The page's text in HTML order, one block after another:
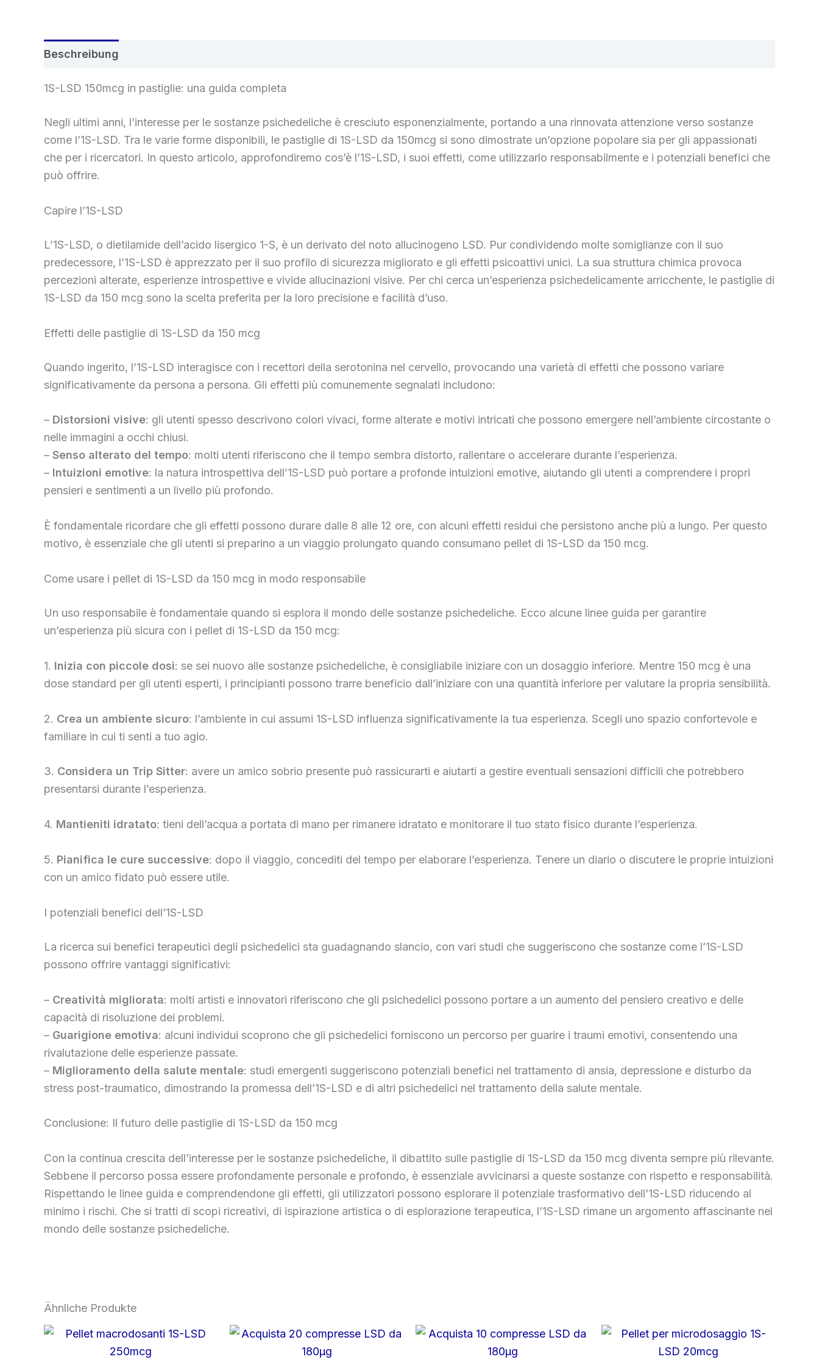
Beschreibung
1S-LSD 150mcg in pastiglie: una guida completa
Negli ultimi anni, l’interesse per le sostanze psichedeliche è cresciuto esponenzialmente, portando a una rinnovata attenzione verso sostanze
come l’1S-LSD. Tra le varie forme disponibili, le pastiglie di 1S-LSD da 150mcg si sono dimostrate un’opzione popolare sia per gli appassionati
che per i ricercatori. In questo articolo, approfondiremo cos’è l’1S-LSD, i suoi effetti, come utilizzarlo responsabilmente e i potenziali benefici che
può offrire.
Capire l’1S-LSD
L’1S-LSD, o dietilamide dell’acido lisergico 1-S, è un derivato del noto allucinogeno LSD. Pur condividendo molte somiglianze con il suo
predecessore, l’1S-LSD è apprezzato per il suo profilo di sicurezza migliorato e gli effetti psicoattivi unici. La sua struttura chimica provoca
percezioni alterate, esperienze introspettive e vivide allucinazioni visive. Per chi cerca un’esperienza psichedelicamente arricchente, le pastiglie di
1S-LSD da 150 mcg sono la scelta preferita per la loro precisione e facilità d’uso.
Effetti delle pastiglie di 1S-LSD da 150 mcg
Quando ingerito, l’1S-LSD interagisce con i recettori della serotonina nel cervello, provocando una varietà di effetti che possono variare
significativamente da persona a persona. Gli effetti più comunemente segnalati includono:
– Distorsioni visive: gli utenti spesso descrivono colori vivaci, forme alterate e motivi intricati che possono emergere nell’ambiente circostante o
nelle immagini a occhi chiusi.
– Senso alterato del tempo: molti utenti riferiscono che il tempo sembra distorto, rallentare o accelerare durante l’esperienza.
– Intuizioni emotive: la natura introspettiva dell’1S-LSD può portare a profonde intuizioni emotive, aiutando gli utenti a comprendere i propri
pensieri e sentimenti a un livello più profondo.
È fondamentale ricordare che gli effetti possono durare dalle 8 alle 12 ore, con alcuni effetti residui che persistono anche più a lungo. Per questo
motivo, è essenziale che gli utenti si preparino a un viaggio prolungato quando consumano pellet di 1S-LSD da 150 mcg.
Come usare i pellet di 1S-LSD da 150 mcg in modo responsabile
Un uso responsabile è fondamentale quando si esplora il mondo delle sostanze psichedeliche. Ecco alcune linee guida per garantire
un’esperienza più sicura con i pellet di 1S-LSD da 150 mcg:
1. Inizia con piccole dosi: se sei nuovo alle sostanze psichedeliche, è consigliabile iniziare con un dosaggio inferiore. Mentre 150 mcg è una
dose standard per gli utenti esperti, i principianti possono trarre beneficio dall’iniziare con una quantità inferiore per valutare la propria sensibilità.
2. Crea un ambiente sicuro: l’ambiente in cui assumi 1S-LSD influenza significativamente la tua esperienza. Scegli uno spazio confortevole e
familiare in cui ti senti a tuo agio.
3. Considera un Trip Sitter: avere un amico sobrio presente può rassicurarti e aiutarti a gestire eventuali sensazioni difficili che potrebbero
presentarsi durante l’esperienza.
4. Mantieniti idratato: tieni dell’acqua a portata di mano per rimanere idratato e monitorare il tuo stato fisico durante l’esperienza.
5. Pianifica le cure successive: dopo il viaggio, concediti del tempo per elaborare l’esperienza. Tenere un diario o discutere le proprie intuizioni
con un amico fidato può essere utile.
I potenziali benefici dell’1S-LSD
La ricerca sui benefici terapeutici degli psichedelici sta guadagnando slancio, con vari studi che suggeriscono che sostanze come l’1S-LSD
possono offrire vantaggi significativi:
– Creatività migliorata: molti artisti e innovatori riferiscono che gli psichedelici possono portare a un aumento del pensiero creativo e delle
capacità di risoluzione dei problemi.
– Guarigione emotiva: alcuni individui scoprono che gli psichedelici forniscono un percorso per guarire i traumi emotivi, consentendo una
rivalutazione delle esperienze passate.
– Miglioramento della salute mentale: studi emergenti suggeriscono potenziali benefici nel trattamento di ansia, depressione e disturbo da
stress post-traumatico, dimostrando la promessa dell’1S-LSD e di altri psichedelici nel trattamento della salute mentale.
Conclusione: Il futuro delle pastiglie di 1S-LSD da 150 mcg
Con la continua crescita dell’interesse per le sostanze psichedeliche, il dibattito sulle pastiglie di 1S-LSD da 150 mcg diventa sempre più rilevante.
Sebbene il percorso possa essere profondamente personale e profondo, è essenziale avvicinarsi a queste sostanze con rispetto e responsabilità.
Rispettando le linee guida e comprendendone gli effetti, gli utilizzatori possono esplorare il potenziale trasformativo dell’1S-LSD riducendo al
minimo i rischi. Che si tratti di scopi ricreativi, di ispirazione artistica o di esplorazione terapeutica, l’1S-LSD rimane un argomento affascinante nel
mondo delle sostanze psichedeliche.
Ähnliche Produkte